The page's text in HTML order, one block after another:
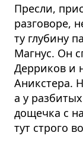
Пресли,
разговоре,
ту глубину
Магнус. Он
Дерриков и
Аникстера.
а у
дощечка с
тут строго